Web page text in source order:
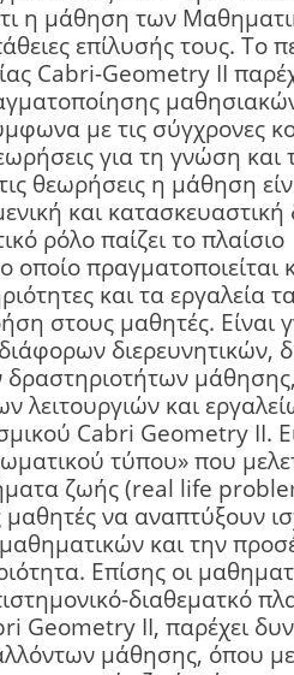
η μάθηση των
επίλυσής τους. Το
Cabri-Geometry II
με τις σύγχρονες
για τη γνώση
θεωρήσεις η μάθηση
και
ρόλο παίζει το πλαίσιο
πραγματοποιείται
και τα εργαλεία
στους μαθητές. Είναι
διερευνητικών,
δραστηριοτήτων
λειτουργιών και
Cabri Geometry II.
τύπου» που
ζωής (real life
να αναπτύξουν
και την
Επίσης οι
διαθεματκό
Geometry II, παρέχει
μάθησης, όπου